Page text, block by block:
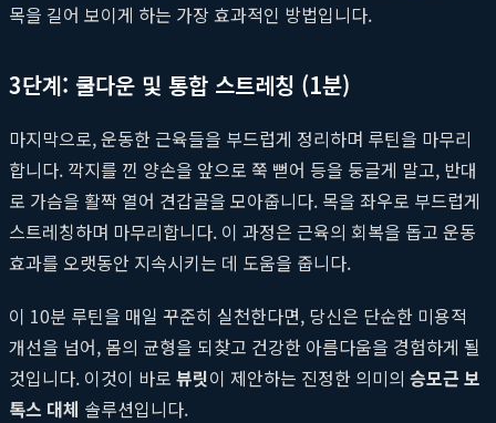
목을 길어 보이게 하는 가장 효과적인 방법입니다.
3단계: 쿨다운 및 통합 스트레칭 (1분)
마지막으로, 운동한 근육들을 부드럽게 정리하며 루틴을 마무리
합니다. 깍지를 낀 양손을 앞으로 쭉 뻗어 등을 둥글게 말고, 반대
로 가슴을 활짝 열어 견갑골을 모아줍니다. 목을 좌우로 부드럽게
스트레칭하며 마무리합니다. 이 과정은 근육의 회복을 돕고 운동
효과를 오랫동안 지속시키는 데 도움을 줍니다.
이 10분 루틴을 매일 꾸준히 실천한다면, 당신은 단순한 미용적
개선을 넘어, 몸의 균형을 되찾고 건강한 아름다움을 경험하게 될
것입니다. 이것이 바로 뷰릿이 제안하는 진정한 의미의 승모근 보
톡스 대체 솔루션입니다.